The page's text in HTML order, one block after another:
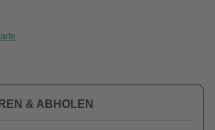
& ABHOLEN